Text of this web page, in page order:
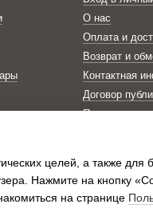
О нас
Оплата и
Возврат и
Контактная
Договор
Политика
Отзывы о
целей, а также для
Нажмите на кнопку
на странице